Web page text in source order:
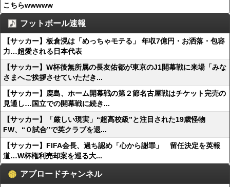
こちらwwwww
フットボール速報
【サッカー】板倉滉は「めっちゃモテる」 年収7億円・お洒落・包容
力…超愛される日本代表
【サッカー】W杯後無所属の長友佑都が東京のJ1開幕戦に来場「みな
さまへご挨拶させていただき...
【サッカー】鹿島、ホーム開幕戦の第２節名古屋戦はチケット完売の
見通し…国立での開幕戦に続き...
【サッカー】「厳しい現実」“超高校級”と注目された19歳怪物
FW、“０試合”で英クラブを退...
【サッカー】FIFA会長、過ち認め「心から謝罪」 留任決定を英報
道…W杯権利売却案を巡る大...
アブロードチャンネル